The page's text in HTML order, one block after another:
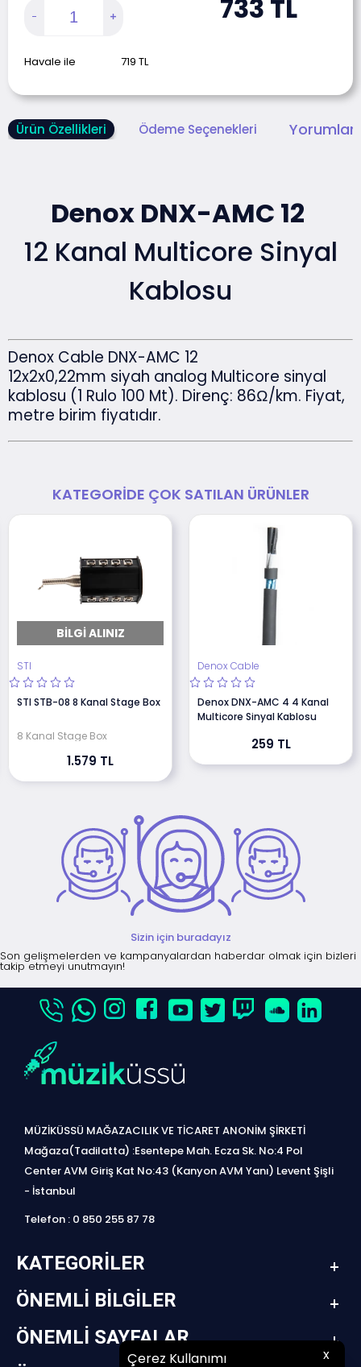
Çerez Kullanımı x
733 TL
Havale ile 719 TL
Ürün Özellikleri Ödeme Seçenekleri
Denox DNX-AMC 12
12 Kanal Multicore Sinyal
Kablosu
Denox Cable DNX-AMC 12
12x2x0,22mm siyah analog Multicore sinyal
kablosu (1 Rulo 100 Mt). Direnç: 86Ω/km. Fiyat,
metre birim fiyatıdır.
KATEGORIDE ÇOK SATILAN ÜRÜNLER
BILGI ALINIZ
STI
STI STB-08 8 Kanal Stage Box
8 Kanal Stage Box
1.579 TL
Denox Cable
Denox DNX-AMC 4 4 Kanal
Multicore Sinyal Kablosu
259 TL
Sizin için buradayız
Son gelişmelerden ve kampanyalardan haberdar olmak için bizleri
takip etmeyi unutmayın!
MÜZİKÜSSÜ MAĞAZACILIK VE TİCARET ANONİM ŞİRKETİ
Mağaza(Tadilatta) :Esentepe Mah. Ecza Sk. No:4 Pol
Center AVM Giriş Kat No:43 (Kanyon AVM Yanı) Levent Şişli
- İstanbul
Telefon : 0 850 255 87 78
KATEGORILER
ÖNEMLI BILGILER
ÖNEMLI SAYFALAR